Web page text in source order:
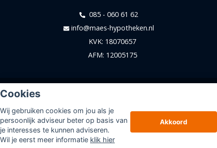
Cookies
Wij gebruiken cookies om jou als je
persoonlijk adviseur beter op basis van
je interesses te kunnen adviseren.
Wil je eerst meer informatie klik hier
Akkoord
085 - 060 61 62
info@maes-hypotheken.nl
KVK: 18070657
AFM: 12005175
Sitemap
Disclaimer